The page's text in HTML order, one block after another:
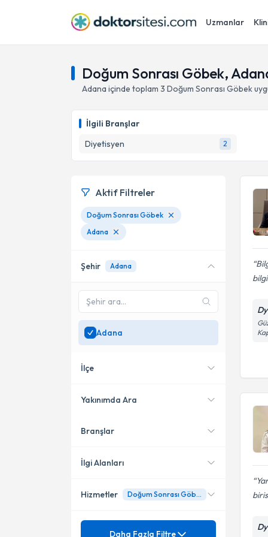
Uzmanlar
Doğum Sonrası Göbek,
Adana içinde toplam 3 Doğum Sonrası Göbek
İlgili Branşlar
Diyetisyen
2
Aktif Filtreler
Doğum Sonrası Göbek
Adana
Şehir Adana
Adana
İlçe
Çukurova
Seyhan
Yakınımda Ara
Konumuma yakın uzmanları
Branşlar
Diyetisyen
İlgi Alanları
Ameliyat sonrası Beslenme
Hizmetler Doğum Sonrası Göbek
Mezuniyet
Daha Fazla Filtre